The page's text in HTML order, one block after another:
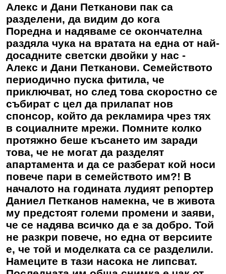
Алекс и Дани Петканови пак са
разделени, да видим до кога
Поредна и надяваме се окончателна
раздяла чука на вратата на една от най-
досадните светски двойки у нас -
Алекс и Дани Петканови. Семейството
периодично пуска фитила, че
приключват, но след това скоростно се
събират с цел да прилапат нов
спонсор, който да рекламира чрез тях
в социалните мрежи. Помните колко
протяжно беше късането им заради
това, че не могат да разделят
апартамента и да се разберат кой носи
повече пари в семейството им?! В
началото на годината лудият репортер
Даниел Петканов намекна, че в живота
му предстоят големи промени и заяви,
че се надява всичко да е за добро. Той
не разкри повече, но една от версиите
е, че той и моделката са се разделили.
Намеците в тази насока не липсват.